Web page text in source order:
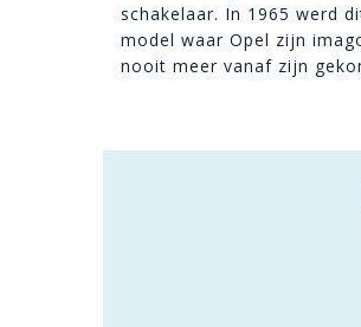
schakelaar. In 1965 werd
model waar Opel zijn
nooit meer vanaf zijn